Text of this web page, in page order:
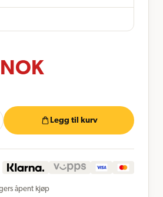
NOK
Legg til kurv
åpent kjøp